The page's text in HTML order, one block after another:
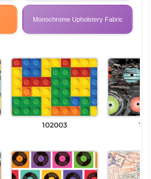
Monochrome Upholstery Fabric
102003